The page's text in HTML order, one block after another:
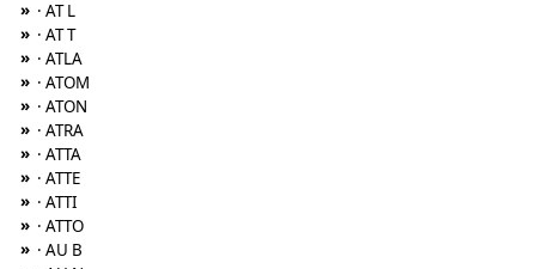
» · AT L
» · AT T
» · ATLA
» · ATOM
» · ATON
» · ATRA
» · ATTA
» · ATTE
» · ATTI
» · ATTO
» · AU B